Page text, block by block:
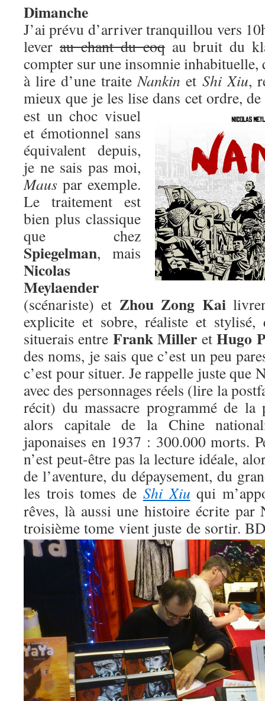
Dimanche
J’ai prévu d’arriver tranquillou vers
lever au chant du coqau bruit du
compter sur une insomnie inhabituelle,
à lire d’une traiteNankin et Shi Xiu,
mieux que je les lise dans cet ordre,
est un choc visuel
et émotionnel sans
équivalent depuis,
je ne sais pas moi,
Maus par exemple.
Le traitement est
bien plus classique
que chez
Spiegelman, mais
Nicolas
Meylaender
(scénariste) et Zhou Zong Kai
explicite et sobre, réaliste et stylisé,
situerais entre Frank Miller etHugo
des noms, je sais que c’est un peu
c’est pour situer. Je rappelle juste que
avec des personnages réels (lire la
récit) du massacre programmé de la
alors capitale de la Chine
japonaises en 1937 : 300.000 morts.
n’est peut-être pas la lecture idéale,
de l’aventure, du dépaysement, du
les trois tomes de Shi Xiu qui
rêves, là aussi une histoire écrite par
troisième tome vient juste de sortir.